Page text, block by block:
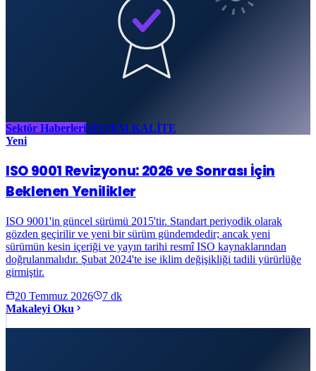
Sektör HaberleriSİSTEM KALİTE
Yeni
ISO 9001 Revizyonu: 2026 ve Sonrası İçin
Beklenen Yenilikler
ISO 9001'in güncel sürümü 2015'tir. Standart periyodik olarak
gözden geçirilir ve yeni bir sürüm gündemdedir; ancak yeni
sürümün kesin içeriği ve yayın tarihi resmî ISO kaynaklarından
doğrulanmalıdır. Şubat 2024'te ise iklim değişikliği tadili yürürlüğe
girmiştir.
20 Temmuz 2026
7 dk
Makaleyi Oku